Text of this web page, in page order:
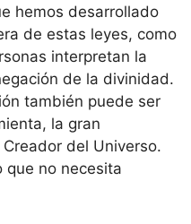
hemos desarrollado
de estas leyes, como
interpretan la
de la divinidad.
también puede ser
la gran
del Universo.
que no necesita